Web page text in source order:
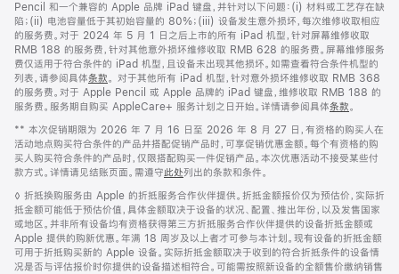
注
Pencil 和一个兼容的 Apple 品牌 iPad 键盘，并针对以下问题：(i) 材料或工艺存在缺
陷；(ii) 电池容量低于其初始容量的 80%；(iii) 设备发生意外损坏，每次维修收取相应
的服务费。对于 2024 年 5 月 1 日之后上市的所有 iPad 机型，针对屏幕维修收取
RMB 188 的服务费，针对其他意外损坏维修收取 RMB 628 的服务费。屏幕维修服务
费仅适用于符合条件的 iPad 机型，且设备未出现其他损坏。如需查看符合条件机型的
列表，请参阅具体条款。 对于其他所有 iPad 机型，针对意外损坏维修收取 RMB 368
的服务费。对于 Apple Pencil 或 Apple 品牌的 iPad 键盘，维修收取 RMB 188 的
服务费。服务期自购买 AppleCare+ 服务计划之日开始。详情请参阅具体条款。
脚
注
** 本次促销期限为 2026 年 7 月 16 日至 2026 年 8 月 27 日，有资格的购买人在
活动地点购买符合条件的产品并搭配促销产品时，可享促销优惠金额。每个有资格的购
买人购买符合条件的产品时，仅限搭配购买一件促销产品。本次优惠活动不接受某些付
款方式。详情请见结账页面。需遵守此处列出的条款和条件。
脚
注
◊ 折抵换购服务由 Apple 的折抵服务合作伙伴提供。折抵金额报价仅为预估价，实际折
抵金额可能低于预估价值，具体金额取决于设备的状况、配置、推出年份，以及发售国家
或地区。并非所有设备均有资格获得第三方折抵服务合作伙伴提供的设备折抵金额或
Apple 提供的购新优惠。年满 18 周岁及以上者才可参与本计划。现有设备的折抵金额
可用于折抵购买新的 Apple 设备。实际折抵金额取决于收到的符合折抵条件的设备情
况是否与评估报价时你提供的设备描述相符合。可能需按照新设备的全额售价缴纳销售